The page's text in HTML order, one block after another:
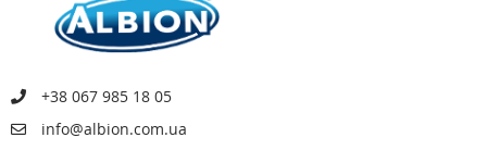
+38 067 985 18 05
info@albion.com.ua